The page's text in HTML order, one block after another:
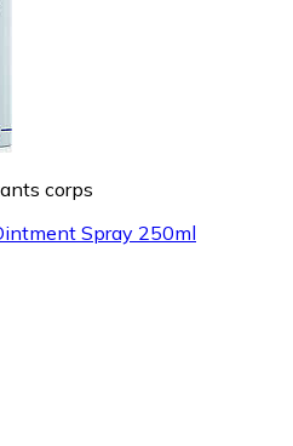
corps
Spray 250ml